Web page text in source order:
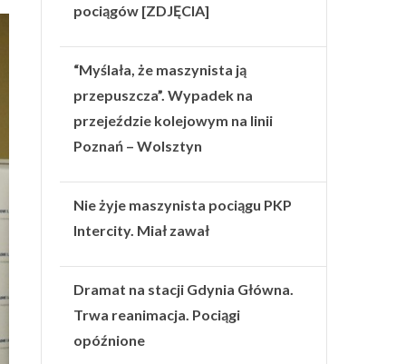
pociągów [ZDJĘCIA]
“Myślała, że maszynista ją
przepuszcza”. Wypadek na
przejeździe kolejowym na linii
Poznań – Wolsztyn
Nie żyje maszynista pociągu PKP
Intercity. Miał zawał
Dramat na stacji Gdynia Główna.
Trwa reanimacja. Pociągi
opóźnione